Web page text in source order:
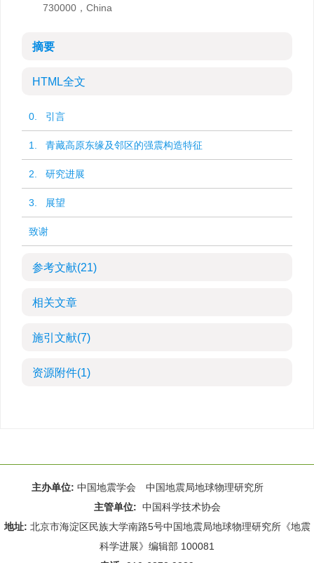
730000，China
摘要
HTML全文
0. 引言
1. 青藏高原东缘及邻区的强震构造特征
2. 研究进展
3. 展望
致谢
参考文献(21)
相关文章
施引文献(7)
资源附件(1)
主办单位: 中国地震学会 中国地震局地球物理研究所
主管单位: 中国科学技术协会
地址: 北京市海淀区民族大学南路5号中国地震局地球物理研究所《地震
科学进展》编辑部 100081